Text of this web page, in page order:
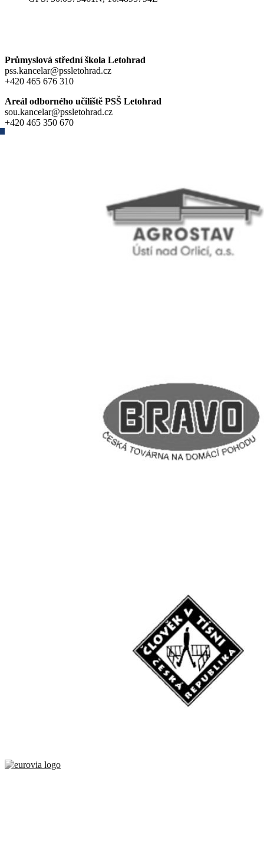
Průmyslová střední škola Letohrad
pss.kancelar@pssletohrad.cz
+420 465 676 310
Areál odborného učiliště PSŠ Letohrad
sou.kancelar@pssletohrad.cz
+420 465 350 670